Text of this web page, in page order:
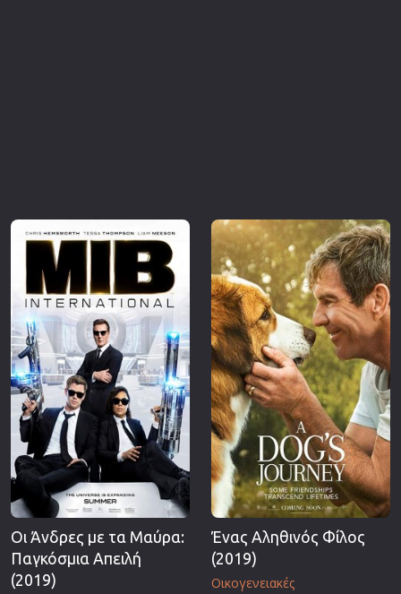
Οι Άνδρες με τα Μαύρα:
Παγκόσμια Απειλή
(2019)
Ένας Αληθινός Φίλος
(2019)
Οικογενειακές